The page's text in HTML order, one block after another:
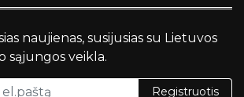
naujienas, susijusias su Lietuvos
sąjungos veikla.
Registruotis